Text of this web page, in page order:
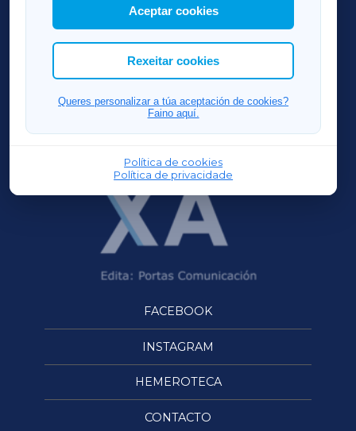
Así mesmo, podes personalizar a elección das
cookies que desexas permitir.
Aceptar cookies
Rexeitar cookies
Queres personalizar a túa aceptación de cookies?
Faino aquí.
Política de cookies
Política de privacidade
RIBEIRASACRAXA
ACORUÑAXA
FERROLXA
OURENSEXA
FACEBOOK
INSTAGRAM
HEMEROTECA
CONTACTO